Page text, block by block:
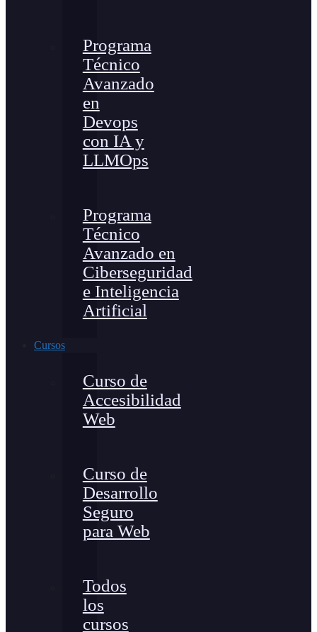
Programa
Técnico
Avanzado
en
Devops
con IA y
LLMOps
Programa
Técnico
Avanzado en
Ciberseguridad
e Inteligencia
Artificial
Cursos
Curso de
Accesibilidad
Web
Curso de
Desarrollo
Seguro
para Web
Todos
los
cursos